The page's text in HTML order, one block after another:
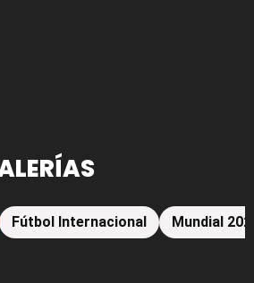
Fútbol Internacional Mundial